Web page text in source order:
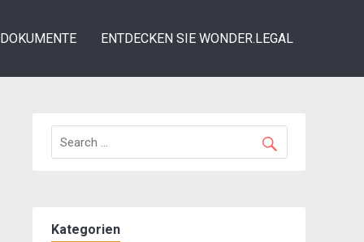
DOKUMENTE ENTDECKEN SIE WONDER.LEGAL
Kategorien